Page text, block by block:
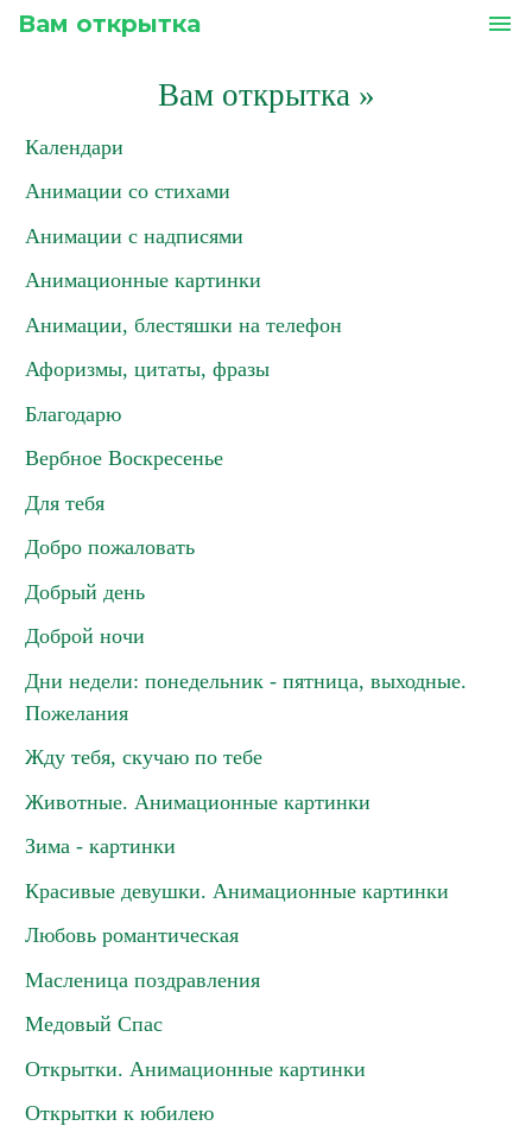
Вам открытка menu
Вам открытка»
Календари
Анимации со стихами
Анимации с надписями
Анимационные картинки
Анимации, блестяшки на телефон
Афоризмы, цитаты, фразы
Благодарю
Вербное Воскресенье
Для тебя
Добро пожаловать
Добрый день
Доброй ночи
Дни недели: понедельник - пятница, выходные.
Пожелания
Жду тебя, скучаю по тебе
Животные. Анимационные картинки
Зима - картинки
Красивые девушки. Анимационные картинки
Любовь романтическая
Масленица поздравления
Медовый Спас
Открытки. Анимационные картинки
Открытки к юбилею